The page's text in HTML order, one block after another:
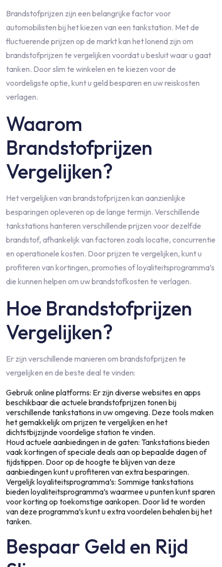
Brandstofprijzen zijn een belangrijke factor voor
automobilisten bij het kiezen van een tankstation. Met de
fluctuerende prijzen op de markt kan het lonend zijn om
brandstofprijzen te vergelijken voordat u besluit waar u gaat
tanken. Door slim te winkelen en te kiezen voor de
voordeligste optie, kunt u geld besparen en uw reiskosten
verlagen.
Waarom
Brandstofprijzen
Vergelijken?
Het vergelijken van brandstofprijzen kan aanzienlijke
besparingen opleveren op de lange termijn. Verschillende
tankstations hanteren verschillende prijzen voor dezelfde
brandstof, afhankelijk van factoren zoals locatie, concurrentie
en operationele kosten. Door prijzen te vergelijken, kunt u
profiteren van kortingen, promoties of loyaliteitsprogramma’s
die kunnen helpen om uw brandstofkosten te verlagen.
Hoe Brandstofprijzen
Vergelijken?
Er zijn verschillende manieren om brandstofprijzen te
vergelijken en de beste deal te vinden:
Gebruik online platforms: Er zijn diverse websites en apps
beschikbaar die actuele brandstofprijzen tonen bij
verschillende tankstations in uw omgeving. Deze tools maken
het gemakkelijk om prijzen te vergelijken en het
dichtstbijzijnde voordelige station te vinden.
Houd actuele aanbiedingen in de gaten: Tankstations bieden
vaak kortingen of speciale deals aan op bepaalde dagen of
tijdstippen. Door op de hoogte te blijven van deze
aanbiedingen kunt u profiteren van extra besparingen.
Vergelijk loyaliteitsprogramma’s: Sommige tankstations
bieden loyaliteitsprogramma’s waarmee u punten kunt sparen
voor korting op toekomstige aankopen. Door lid te worden
van deze programma’s kunt u extra voordelen behalen bij het
tanken.
Bespaar Geld en Rijd